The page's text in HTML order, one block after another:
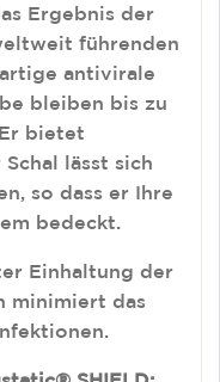
Ergebnis der
führenden
antivirale
bleiben bis zu
bietet
lässt sich
so dass er Ihre
bedeckt.
Einhaltung der
minimiert das